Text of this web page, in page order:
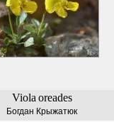
Viola oreades
Богдан Крыжатюк